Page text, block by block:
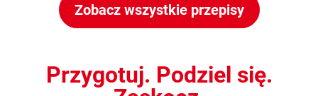
Zobacz wszystkie przepisy
Przygotuj. Podziel się.